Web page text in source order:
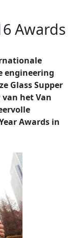
Awards
engineering
Glass Supper
van het Van
Awards in